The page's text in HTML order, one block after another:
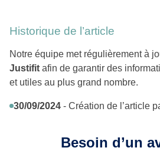
Historique de l’article
Notre équipe met régulièrement à
Justifit afin de garantir des
et utiles au plus grand nombre.
30/09/2024 - Création de l’article
Besoin d’un